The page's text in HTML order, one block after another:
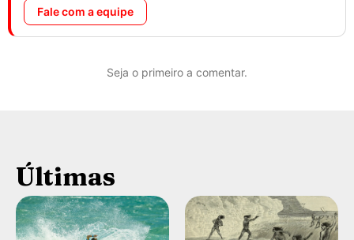
Fale com a equipe
Seja o primeiro a comentar.
Últimas